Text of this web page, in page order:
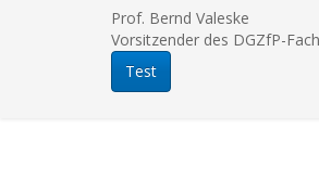
Prof. Bernd Valeske
Vorsitzender des DGZfP-
Test